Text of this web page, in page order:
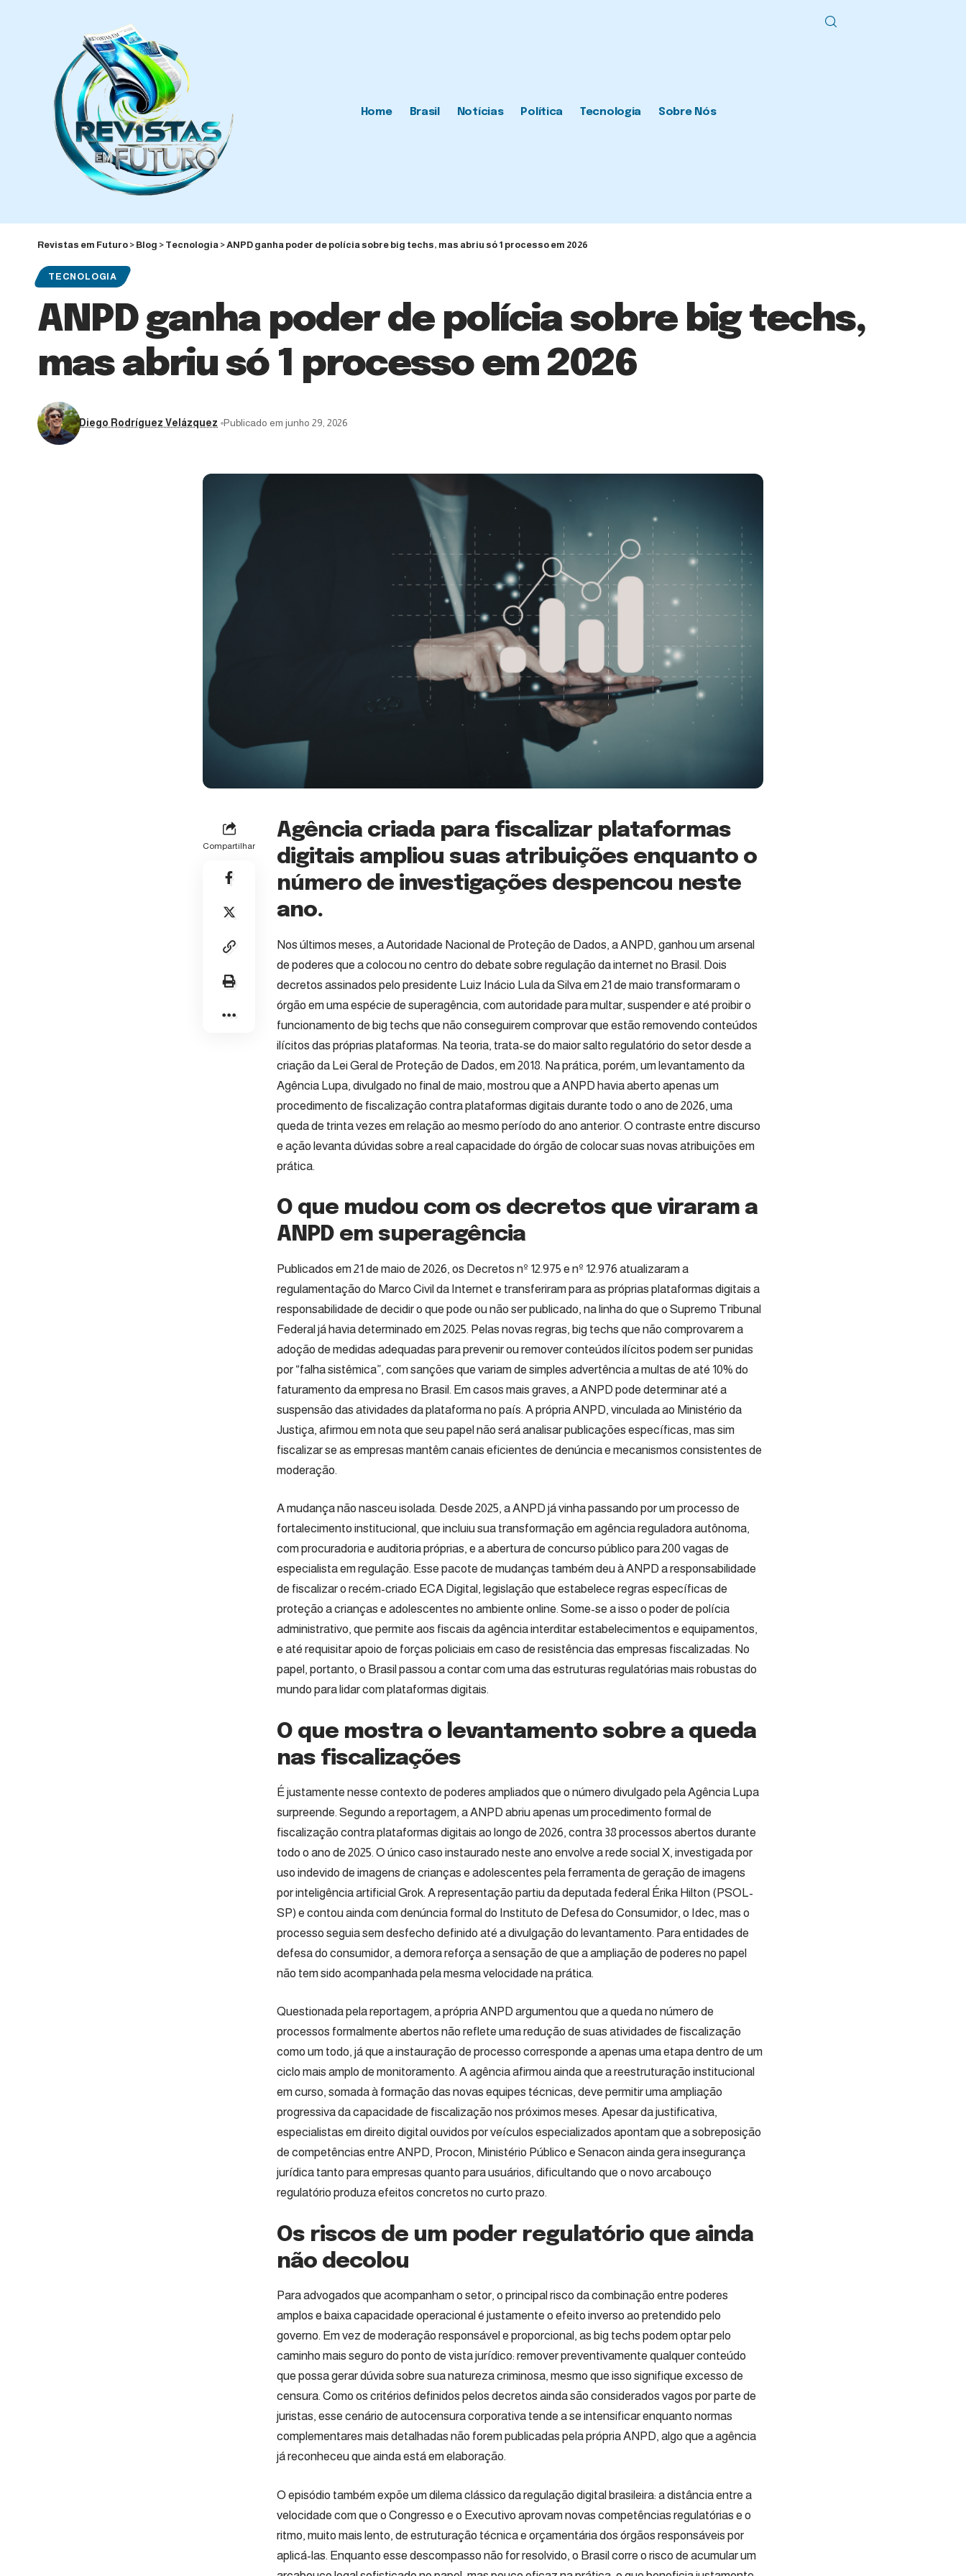
Home Brasil Notícias Política Tecnologia Sobre Nós
Revistas em Futuro > Blog > Tecnologia >ANPD ganha poder de polícia sobre big techs, mas abriu só 1 processo em 2026
TECNOLOGIA
ANPD ganha poder de polícia sobre big techs,
mas abriu só 1 processo em 2026
Diego Rodríguez Velázquez Publicado em junho 29, 2026
Compartilhar
Agência criada para fiscalizar plataformas
digitais ampliou suas atribuições enquanto o
número de investigações despencou neste
ano.
Nos últimos meses, a Autoridade Nacional de Proteção de Dados, a ANPD, ganhou um arsenal
de poderes que a colocou no centro do debate sobre regulação da internet no Brasil. Dois
decretos assinados pelo presidente Luiz Inácio Lula da Silva em 21 de maio transformaram o
órgão em uma espécie de superagência, com autoridade para multar, suspender e até proibir o
funcionamento de big techs que não conseguirem comprovar que estão removendo conteúdos
ilícitos das próprias plataformas. Na teoria, trata-se do maior salto regulatório do setor desde a
criação da Lei Geral de Proteção de Dados, em 2018. Na prática, porém, um levantamento da
Agência Lupa, divulgado no final de maio, mostrou que a ANPD havia aberto apenas um
procedimento de fiscalização contra plataformas digitais durante todo o ano de 2026, uma
queda de trinta vezes em relação ao mesmo período do ano anterior. O contraste entre discurso
e ação levanta dúvidas sobre a real capacidade do órgão de colocar suas novas atribuições em
prática.
O que mudou com os decretos que viraram a
ANPD em superagência
Publicados em 21 de maio de 2026, os Decretos nº 12.975 e nº 12.976 atualizaram a
regulamentação do Marco Civil da Internet e transferiram para as próprias plataformas digitais a
responsabilidade de decidir o que pode ou não ser publicado, na linha do que o Supremo Tribunal
Federal já havia determinado em 2025. Pelas novas regras, big techs que não comprovarem a
adoção de medidas adequadas para prevenir ou remover conteúdos ilícitos podem ser punidas
por “falha sistêmica”, com sanções que variam de simples advertência a multas de até 10% do
faturamento da empresa no Brasil. Em casos mais graves, a ANPD pode determinar até a
suspensão das atividades da plataforma no país. A própria ANPD, vinculada ao Ministério da
Justiça, afirmou em nota que seu papel não será analisar publicações específicas, mas sim
fiscalizar se as empresas mantêm canais eficientes de denúncia e mecanismos consistentes de
moderação.
A mudança não nasceu isolada. Desde 2025, a ANPD já vinha passando por um processo de
fortalecimento institucional, que incluiu sua transformação em agência reguladora autônoma,
com procuradoria e auditoria próprias, e a abertura de concurso público para 200 vagas de
especialista em regulação. Esse pacote de mudanças também deu à ANPD a responsabilidade
de fiscalizar o recém-criado ECA Digital, legislação que estabelece regras específicas de
proteção a crianças e adolescentes no ambiente online. Some-se a isso o poder de polícia
administrativo, que permite aos fiscais da agência interditar estabelecimentos e equipamentos,
e até requisitar apoio de forças policiais em caso de resistência das empresas fiscalizadas. No
papel, portanto, o Brasil passou a contar com uma das estruturas regulatórias mais robustas do
mundo para lidar com plataformas digitais.
O que mostra o levantamento sobre a queda
nas fiscalizações
É justamente nesse contexto de poderes ampliados que o número divulgado pela Agência Lupa
surpreende. Segundo a reportagem, a ANPD abriu apenas um procedimento formal de
fiscalização contra plataformas digitais ao longo de 2026, contra 38 processos abertos durante
todo o ano de 2025. O único caso instaurado neste ano envolve a rede social X, investigada por
uso indevido de imagens de crianças e adolescentes pela ferramenta de geração de imagens
por inteligência artificial Grok. A representação partiu da deputada federal Érika Hilton (PSOL-
SP) e contou ainda com denúncia formal do Instituto de Defesa do Consumidor, o Idec, mas o
processo seguia sem desfecho definido até a divulgação do levantamento. Para entidades de
defesa do consumidor, a demora reforça a sensação de que a ampliação de poderes no papel
não tem sido acompanhada pela mesma velocidade na prática.
Questionada pela reportagem, a própria ANPD argumentou que a queda no número de
processos formalmente abertos não reflete uma redução de suas atividades de fiscalização
como um todo, já que a instauração de processo corresponde a apenas uma etapa dentro de um
ciclo mais amplo de monitoramento. A agência afirmou ainda que a reestruturação institucional
em curso, somada à formação das novas equipes técnicas, deve permitir uma ampliação
progressiva da capacidade de fiscalização nos próximos meses. Apesar da justificativa,
especialistas em direito digital ouvidos por veículos especializados apontam que a sobreposição
de competências entre ANPD, Procon, Ministério Público e Senacon ainda gera insegurança
jurídica tanto para empresas quanto para usuários, dificultando que o novo arcabouço
regulatório produza efeitos concretos no curto prazo.
Os riscos de um poder regulatório que ainda
não decolou
Para advogados que acompanham o setor, o principal risco da combinação entre poderes
amplos e baixa capacidade operacional é justamente o efeito inverso ao pretendido pelo
governo. Em vez de moderação responsável e proporcional, as big techs podem optar pelo
caminho mais seguro do ponto de vista jurídico: remover preventivamente qualquer conteúdo
que possa gerar dúvida sobre sua natureza criminosa, mesmo que isso signifique excesso de
censura. Como os critérios definidos pelos decretos ainda são considerados vagos por parte de
juristas, esse cenário de autocensura corporativa tende a se intensificar enquanto normas
complementares mais detalhadas não forem publicadas pela própria ANPD, algo que a agência
já reconheceu que ainda está em elaboração.
O episódio também expõe um dilema clássico da regulação digital brasileira: a distância entre a
velocidade com que o Congresso e o Executivo aprovam novas competências regulatórias e o
ritmo, muito mais lento, de estruturação técnica e orçamentária dos órgãos responsáveis por
aplicá-las. Enquanto esse descompasso não for resolvido, o Brasil corre o risco de acumular um